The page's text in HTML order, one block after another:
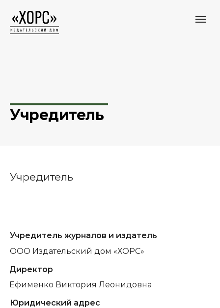
Учредитель
Учредитель
Учредитель журналов и издатель
Директор
ООО Издательский дом «ХОРС»
Юридический адрес
Ефименко Виктория Леонидовна